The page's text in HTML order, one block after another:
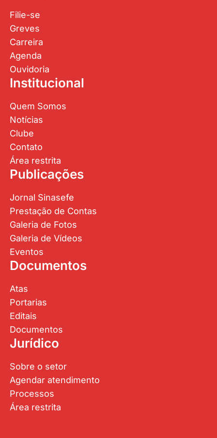
Filie-se
Greves
Carreira
Agenda
Ouvidoria
Institucional
Quem Somos
Notícias
Clube
Contato
Área restrita
Publicações
Jornal Sinasefe
Prestação de Contas
Galeria de Fotos
Galeria de Vídeos
Eventos
Documentos
Atas
Portarias
Editais
Documentos
Jurídico
Sobre o setor
Agendar atendimento
Processos
Área restrita